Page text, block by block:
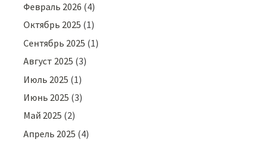
Февраль 2026 (4)
Октябрь 2025 (1)
Сентябрь 2025 (1)
Август 2025 (3)
Июль 2025 (1)
Июнь 2025 (3)
Май 2025 (2)
Апрель 2025 (4)